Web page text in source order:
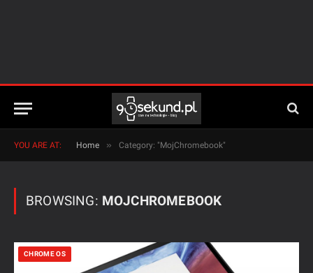
YOU ARE AT: Home » Category: "MojChromebook"
BROWSING: MOJCHROMEBOOK
CHROME OS